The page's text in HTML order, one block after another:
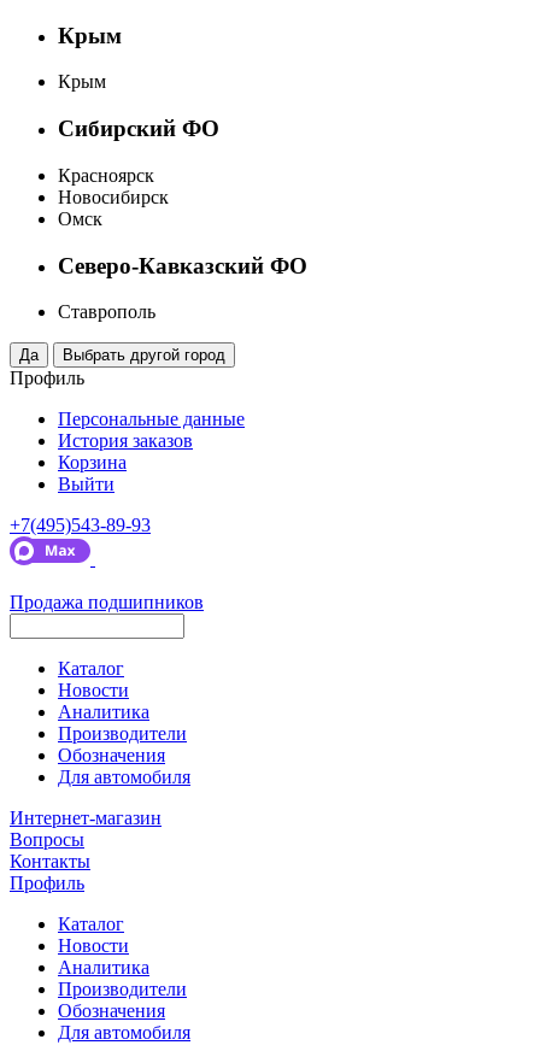
Крым
Крым
Сибирский ФО
Красноярск
Новосибирск
Омск
Северо-Кавказский ФО
Ставрополь
Профиль
Персональные данные
История заказов
Корзина
Выйти
+7(495)543-89-93
Продажа подшипников
Каталог
Новости
Аналитика
Производители
Обозначения
Для автомобиля
Интернет-магазин
Вопросы
Контакты
Профиль
Каталог
Новости
Аналитика
Производители
Обозначения
Для автомобиля